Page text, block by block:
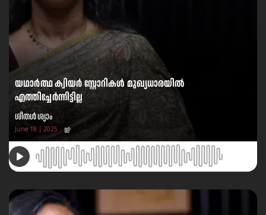
യഥാർത്ഥ ക്വിയർ സ്റ്റോറികൾ മുഖ്യധാരയിൽ
എത്തിച്ചേർന്നിട്ടില്ല
ശീതൾ ശ്യാം
June 18 | 2025